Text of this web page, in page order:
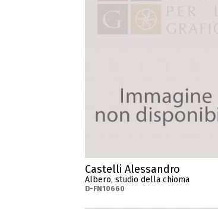
Castelli Alessandro
Albero, studio della chioma
D-FN10660